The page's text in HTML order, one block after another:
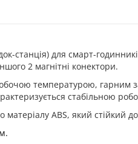
станція) для смарт-
2 магнітні конектори.
температурою, гарним
стабільною
матеріалу ABS, який стійкий